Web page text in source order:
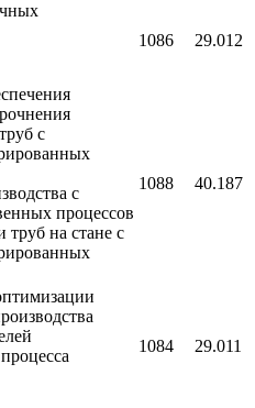
1086 29.012
с
с
процессов
труб на стане с
1088 40.187
1084 29.011